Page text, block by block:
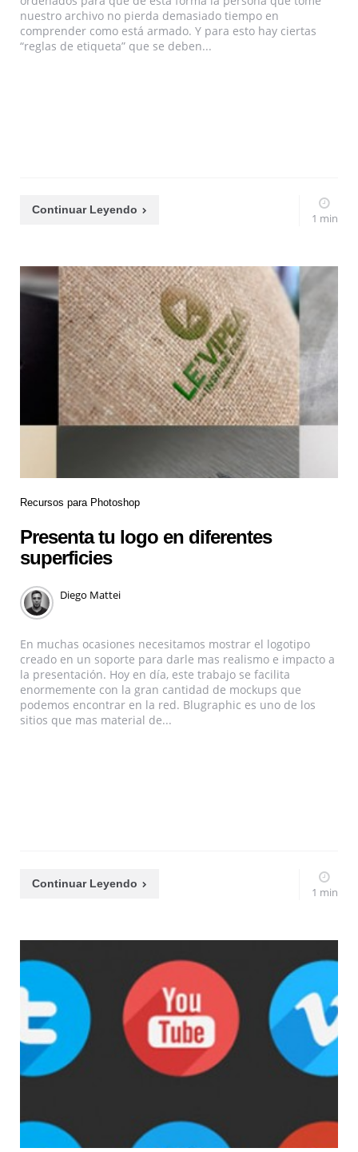
nuestro archivo no pierda demasiado tiempo en
comprender como está armado. Y para esto hay ciertas
“reglas de etiqueta” que se deben...
Continuar Leyendo
1 min
Recursos para Photoshop
Presenta tu logo en diferentes
superficies
Diego Mattei
En muchas ocasiones necesitamos mostrar el logotipo
creado en un soporte para darle mas realismo e impacto a
la presentación. Hoy en día, este trabajo se facilita
enormemente con la gran cantidad de mockups que
podemos encontrar en la red. Blugraphic es uno de los
sitios que mas material de...
Continuar Leyendo
1 min